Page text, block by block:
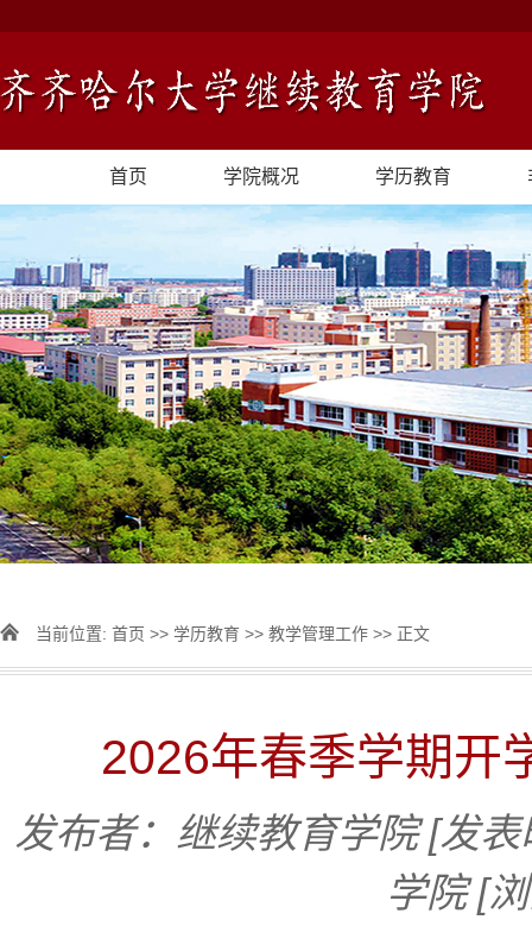
首页 学院概况 学历教育
当前位置: 首页 >> 学历教育 >> 教学管理工作 >> 正文
2026年春季学期开
发布者：继续教育学院 [发
学院[